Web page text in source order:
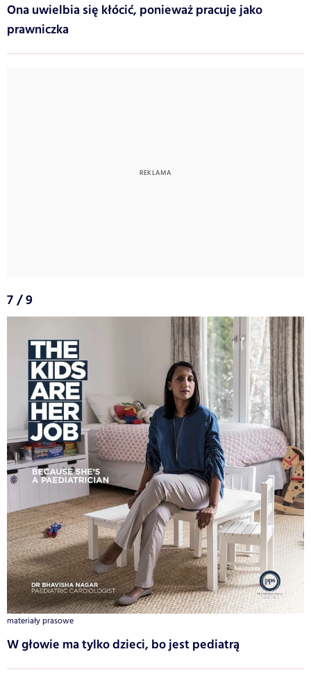
Ona uwielbia się kłócić, ponieważ pracuje jako
prawniczka
7 / 9
materiały prasowe
W głowie ma tylko dzieci, bo jest pediatrą